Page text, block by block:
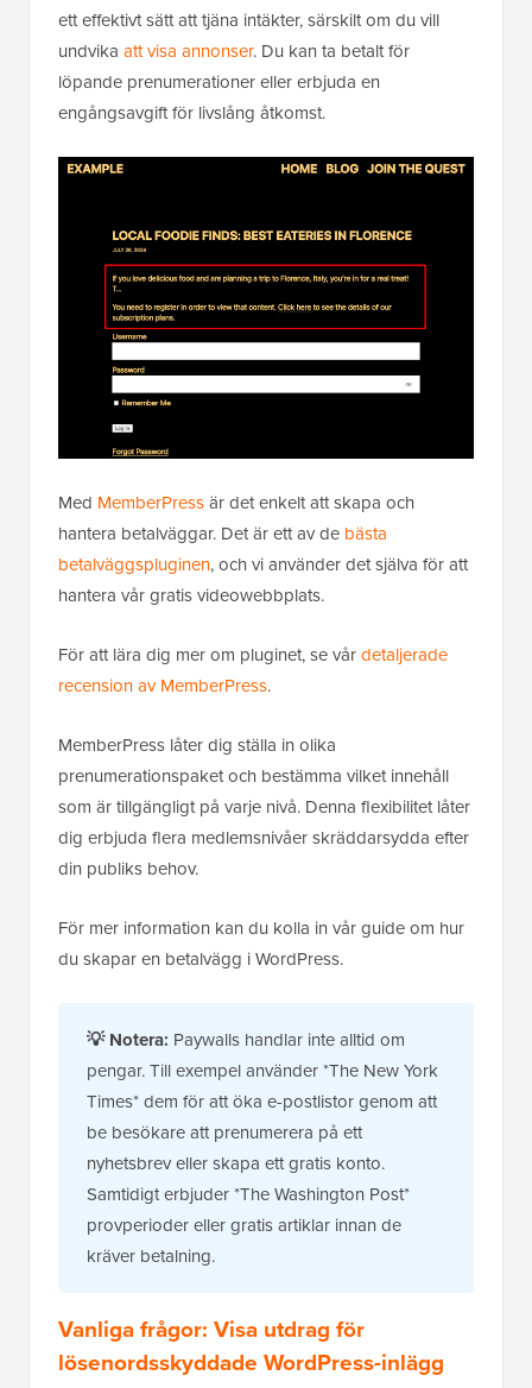
ett effektivt sätt att tjäna intäkter, särskilt om du vill
undvika att visa annonser. Du kan ta betalt för
löpande prenumerationer eller erbjuda en
engångsavgift för livslång åtkomst.
Med MemberPressär det enkelt att skapa och
hantera betalväggar. Det är ett av de bästa
betalväggspluginen, och vi använder det själva för att
hantera vår gratis videowebbplats.
För att lära dig mer om pluginet, se vårdetaljerade
recension av MemberPress.
MemberPress låter dig ställa in olika
prenumerationspaket och bestämma vilket innehåll
som är tillgängligt på varje nivå. Denna flexibilitet låter
dig erbjuda flera medlemsnivåer skräddarsydda efter
din publiks behov.
För mer information kan du kolla in vår guide om hur
du skapar en betalvägg i WordPress.
💡 Notera: Paywalls handlar inte alltid om
pengar. Till exempel använder *The New York
Times* dem för att öka e-postlistor genom att
be besökare att prenumerera på ett
nyhetsbrev eller skapa ett gratis konto.
Samtidigt erbjuder *The Washington Post*
provperioder eller gratis artiklar innan de
kräver betalning.
Vanliga frågor: Visa utdrag för
lösenordsskyddade WordPress-inlägg